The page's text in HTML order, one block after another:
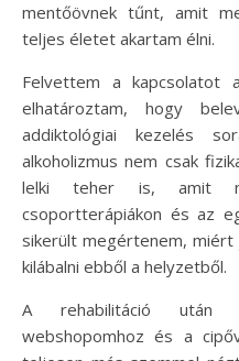
mentőövnek tűnt, amit
teljes életet akartam élni.
Felvettem a kapcsolatot
elhatároztam, hogy
addiktológiai kezelés
alkoholizmus nem csak
lelki teher is, amit
csoportterápiákon és az
sikerült megértenem,
kilábalni ebből a helyzetből.
A rehabilitáció után
webshopomhoz és a